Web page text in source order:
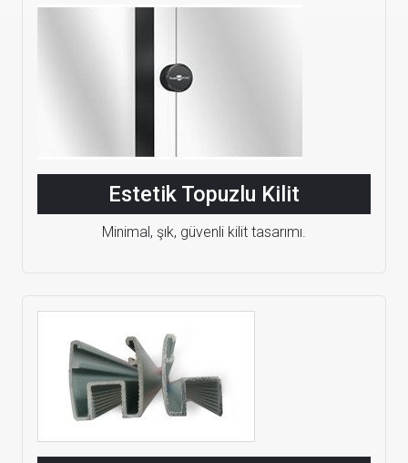
Estetik Topuzlu Kilit
Minimal, şık, güvenli kilit tasarımı.